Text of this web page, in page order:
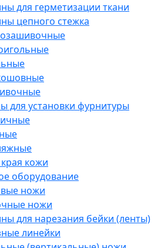
для герметизации ткани
цепного стежка
для установки фурнитуры
кожи
оборудование
ножи
ножи
для нарезания бейки (ленты)
линейки